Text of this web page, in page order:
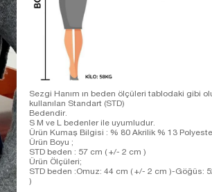
Sezgi Hanım ın beden ölçüleri tablodaki gibi
kullanılan Standart (STD)
Bedendir.
S M ve L bedenler ile uyumludur.
Ürün Kumaş Bilgisi : % 80 Akrilik % 13
Ürün Boyu ;
STD beden : 57 cm ( +/- 2 cm )
Ürün Ölçüleri;
STD beden :Omuz: 44 cm ( +/- 2 cm )-Göğüs:
)